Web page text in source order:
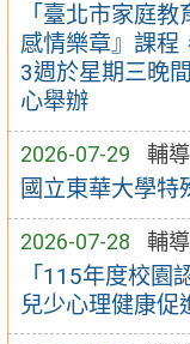
「臺北市家庭
感情樂章』課程
3週於星期三晚
心舉辦
2026-07-29 輔
國立東華大學特
2026-07-28 輔
「115年度校園
兒少心理健康促